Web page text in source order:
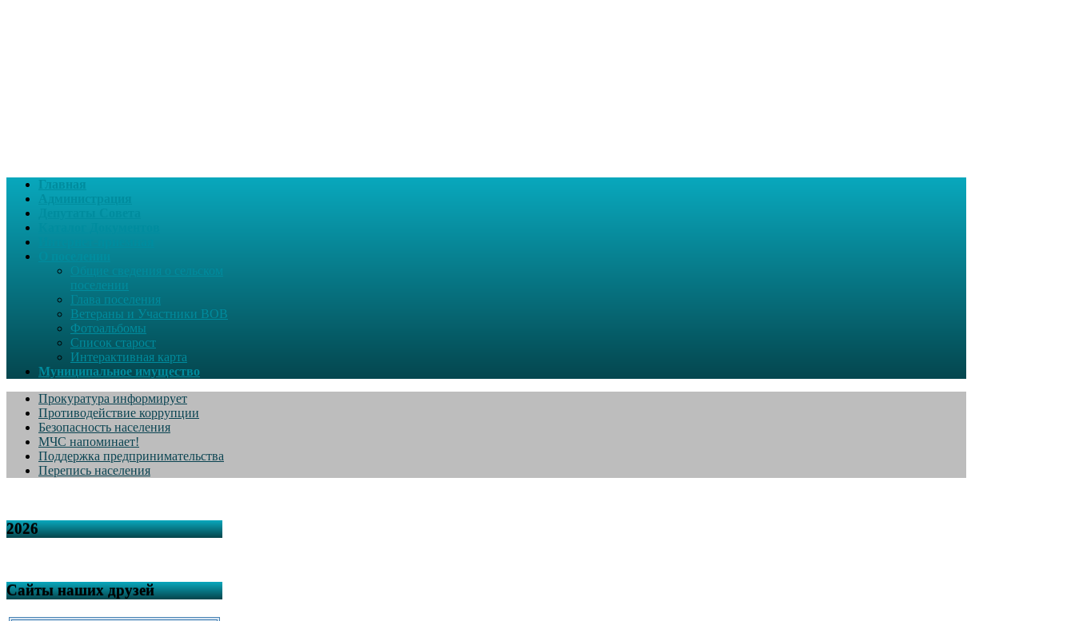
Главная
поселении
Глава поселения
Ветераны и Участники ВОВ
Фотоальбомы
Список старост
Интерактивная карта
Муниципальное имущество
Прокуратура информирует
Противодействие коррупции
Безопасность населения
МЧС напоминает!
Поддержка предпринимательства
Перепись населения
2026
Сайты наших друзей